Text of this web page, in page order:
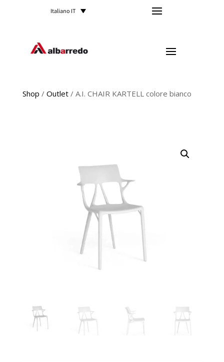
Italiano IT
Shop / Outlet/ A.I. CHAIR KARTELL colore bianco